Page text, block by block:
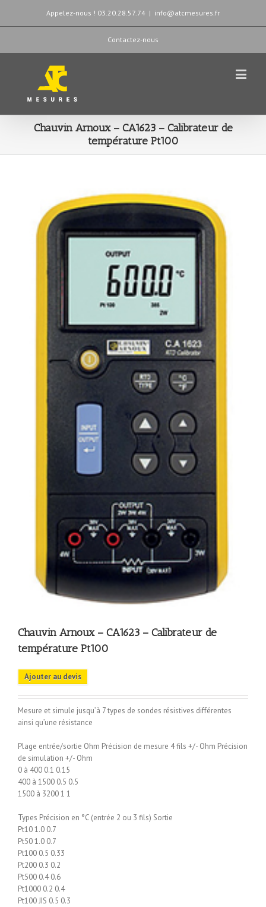
Appelez-nous ! 03.20.28.57.74 | info@atcmesures.fr
Contactez-nous
Chauvin Arnoux – CA1623 – Calibrateur de
température Pt100
Chauvin Arnoux – CA1623 – Calibrateur de
température Pt100
Ajouter au devis
Mesure et simule jusqu’à 7 types de sondes résistives différentes
ainsi qu’une résistance
Plage entrée/sortie Ohm Précision de mesure 4 fils +/- Ohm Précision
de simulation +/- Ohm
0 à 400 0.1 0.15
400 à 1500 0.5 0.5
1500 à 3200 1 1
Types Précision en °C (entrée 2 ou 3 fils) Sortie
Pt10 1.0 0.7
Pt50 1.0 0.7
Pt100 0.5 0.33
Pt200 0.3 0.2
Pt500 0.4 0.6
Pt1000 0.2 0.4
Pt100 JIS 0.5 0.3